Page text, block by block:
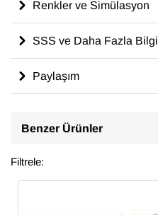
Renkler ve Simülasyon
SSS ve Daha Fazla Bilgi
Paylaşım
Benzer Ürünler
Filtrele: